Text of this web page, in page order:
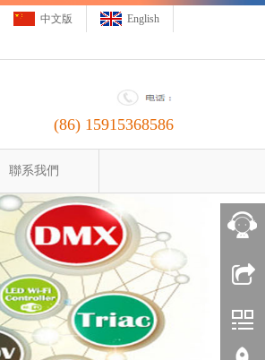
English
中文版
(86) 15915368586
聯系我們